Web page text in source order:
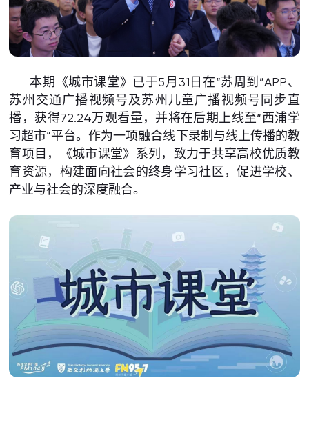
本期《城市课堂》已于5月31日在“苏周到”APP、
苏州交通广播视频号及苏州儿童广播视频号同步直
播，获得72.24万观看量，并将在后期上线至“西浦学
习超市”平台。作为一项融合线下录制与线上传播的教
育项目，《城市课堂》系列，致力于共享高校优质教
育资源，构建面向社会的终身学习社区，促进学校、
产业与社会的深度融合。